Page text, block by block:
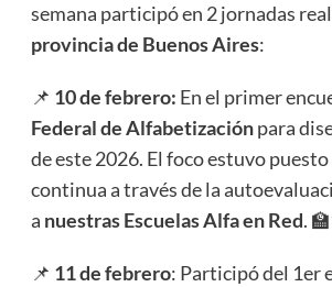
semana participó en 2 jornadas
provincia de Buenos Aires:
📌 10 de febrero: En el primer
Federal de Alfabetizaciónpara
de este 2026. El foco estuvo
continua a través de la
a nuestras Escuelas Alfa en Red.
📌 11 de febrero: Participó del 1er